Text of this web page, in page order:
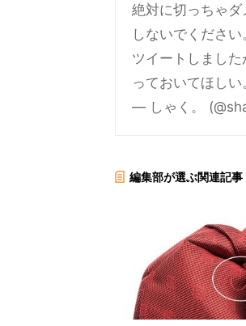
絶対に切っちゃ
しないでくださ
ツイートしまし
っておいてほし
— しゃく。
編集部が選ぶ関連記事